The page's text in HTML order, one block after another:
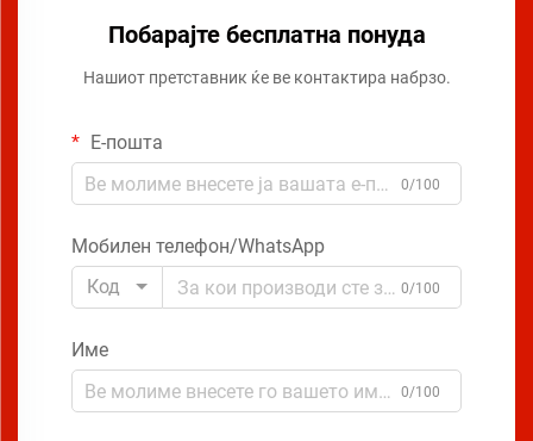
Побарајте бесплатна понуда
Нашиот претставник ќе ве контактира набрзо.
Е-пошта
0/100
Мобилен телефон/WhatsApp
Код
0/100
Име
0/100